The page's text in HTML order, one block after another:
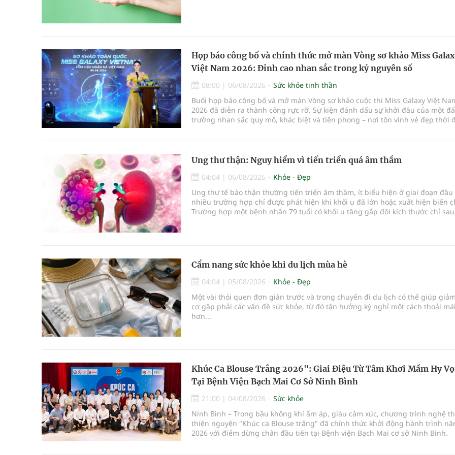
Họp báo công bố và chính thức mở màn Vòng sơ khảo Miss
Việt Nam 2026: Đỉnh cao nhan sắc trong kỷ nguyên số
08:00 | 06/08/2026
Sức khỏe tinh thần
Buổi họp báo công bố và mở màn Vòng sơ khảo cuộc thi Miss Galaxy Việt
2026 đã diễn ra thành công rực rỡ. Sự kiện đánh dấu sự khởi đầu của một
trường nhan sắc quy mô, khác biệt và tiên phong – nơi tôn vinh vẻ đẹp thời
Ung thư thận: Nguy hiểm vì tiến triển quá âm thầm
04:04 | 06/08/2026
Khỏe - Đẹp
Ung thư tế bào thận thường tiến triển âm thầm, ít biểu hiện ở giai đoạn đầu
nhiều trường hợp chỉ được phát hiện khi khối u đã lớn hoặc xuất hiện biến
Trường hợp một bệnh nhân 79 tuổi có khối u tăng gấp đôi kích thước chỉ
Cẩm nang sức khỏe khi du lịch mùa hè
04:04 | 05/08/2026
Khỏe - Đẹp
Một vài thói quen đơn giản trước và trong chuyến đi du lịch có thể giúp
cơ gặp phải các vấn đề sức khỏe, từ đó tận hưởng kỳ nghỉ một cách thoải
hơn...
Khúc Ca Blouse Trắng 2026": Giai Điệu Từ Tâm Khơi Mầm Hy
Tại Bệnh Viện Bạch Mai Cơ Sở Ninh Bình
21:00 | 04/08/2026
Sức khỏe
Ninh Bình – Trong bầu không khí ấm áp, giàu cảm xúc, chương trình nghệ
thiện nguyện "Khúc ca Blouse trắng" đã chính thức khởi động hành trình
2026 với điểm dừng chân đầu tiên tại Bệnh viện Bạch Mai cơ sở Ninh Bình.